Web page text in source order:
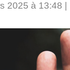
2025 à 13:48 |